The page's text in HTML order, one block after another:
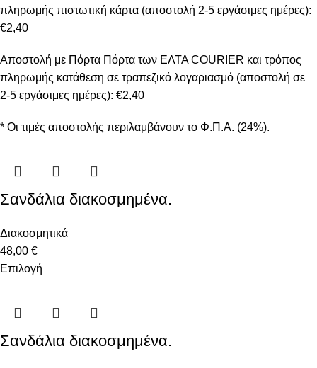
πληρωμής πιστωτική κάρτα (αποστολή 2-5 εργάσιμες ημέρες):
€2,40
Αποστολή με Πόρτα Πόρτα των ΕΛΤΑ COURIER και τρόπος
πληρωμής κατάθεση σε τραπεζικό λογαριασμό (αποστολή σε
2-5 εργάσιμες ημέρες): €2,40
* Οι τιμές αποστολής περιλαμβάνουν το Φ.Π.Α. (24%).
Σανδάλια διακοσμημένα.
Διακοσμητικά
48,00 €
Επιλογή
Σανδάλια διακοσμημένα.